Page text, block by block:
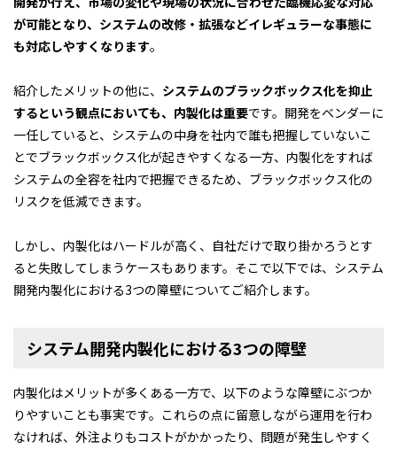
が可能となり、システムの改修・拡張などイレギュラーな事態に
も対応しやすくなります。
紹介したメリットの他に、 システムのブラックボックス化を抑止
するという観点においても、内製化は重要です。開発をベンダーに
一任していると、システムの中身を社内で誰も把握していないこ
とでブラックボックス化が起きやすくなる一方、内製化をすれば
システムの全容を社内で把握できるため、ブラックボックス化の
リスクを低減できます。
しかし、内製化はハードルが高く、自社だけで取り掛かろうとす
ると失敗してしまうケースもあります。そこで以下では、システム
開発内製化における3つの障壁についてご紹介します。
システム開発内製化における3つの障壁
内製化はメリットが多くある一方で、以下のような障壁にぶつか
りやすいことも事実です。これらの点に留意しながら運用を行わ
なければ、外注よりもコストがかかったり、問題が発生しやすく